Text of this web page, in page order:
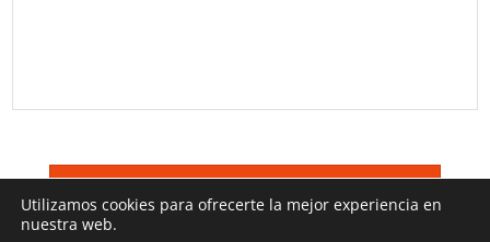
Utilizamos cookies para ofrecerte la mejor experiencia en
nuestra web.